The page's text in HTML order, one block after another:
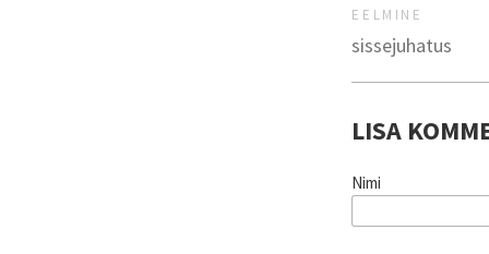
EELMINE
sissejuhatus
LISA
Nimi